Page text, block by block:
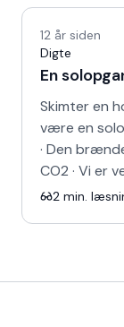
12 år siden
Digte
En
Skimter en
være en
· Den
CO2 · Vi er
2 min.